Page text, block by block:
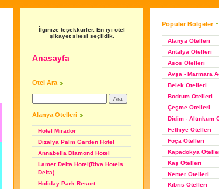
İlginize teşekkürler. En iyi otel
şikayet sitesi seçildik.
Anasayfa
Otel Ara
Alanya Otelleri
Hotel Mirador
Dizalya Palm Garden Hotel
Annabella Diamond Hotel
Lamer Delta Hotel(Riva Hotels
Delta)
Holiday Park Resort
Popüler Bölgeler
Alanya Otelleri
Antalya Otelleri
Asos Otelleri
Avşa - Marmara
Belek Otelleri
Bodrum Otelleri
Çeşme Otelleri
Didim - Altınkum
Fethiye Otelleri
Foça Otelleri
Kapadokya
Kaş Otelleri
Kemer Otelleri
Kıbrıs Otelleri